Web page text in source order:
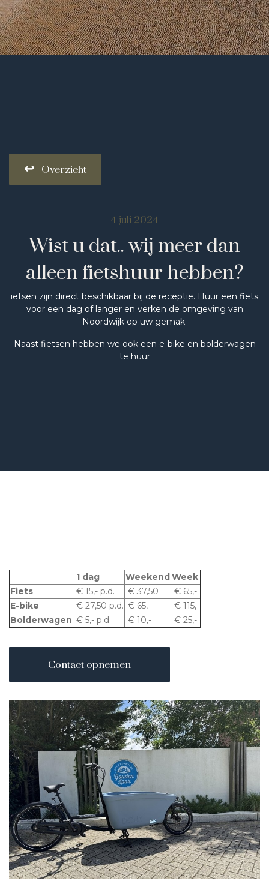
Overzicht
4 juli 2024
Wist u dat.. wij meer dan
alleen fietshuur hebben?
ietsen zijn direct beschikbaar bij de receptie. Huur een fiets
voor een dag of langer en verken de omgeving van
Noordwijk op uw gemak.
Naast fietsen hebben we ook een e-bike en bolderwagen
te huur
1 dag WeekendWeek
Fiets
€ 15,- p.d. € 37,50
€ 65,-
E-bike
€ 27,50 p.d. € 65,-
€ 115,-
Bolderwagen € 5,- p.d. € 10,- € 25,-
Contact opnemen